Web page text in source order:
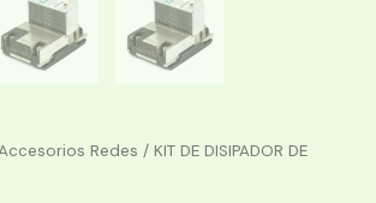
Redes / KIT DE DISIPADOR DE